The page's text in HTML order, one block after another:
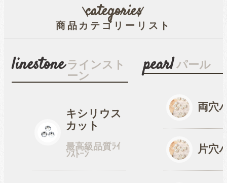
コットン風アクリルパー
fave
缶バッジカバー
tools
categories
商品カテゴリーリスト
linestone ラインスト
ーン
キシリウス
カット
最高級品質ﾗｲ
ﾝｽﾄｰﾝ
pearl パール
両穴
片穴